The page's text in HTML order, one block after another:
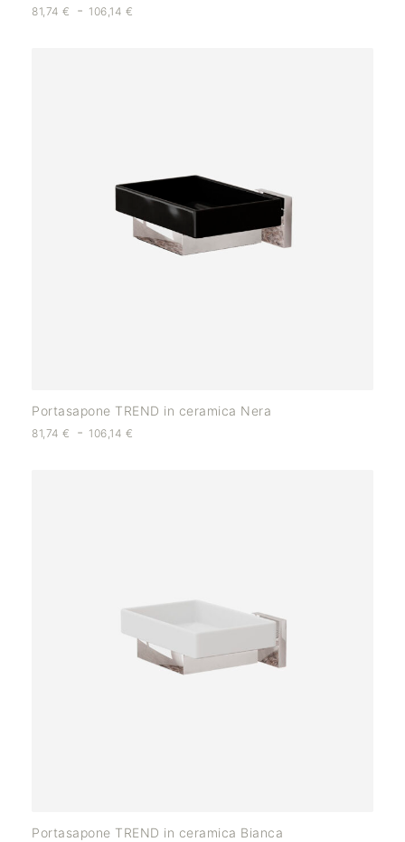
81,74 € - 106,14 €
Portasapone TREND in ceramica Nera
81,74 € - 106,14 €
Portasapone TREND in ceramica Bianca